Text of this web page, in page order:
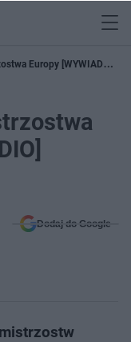
Europy [WYWIAD
Dodaj do Google